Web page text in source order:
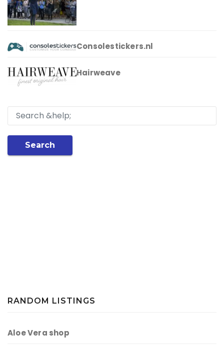
Consolestickers.nl
Hairweave
Search
RANDOM LISTINGS
Aloe Vera shop